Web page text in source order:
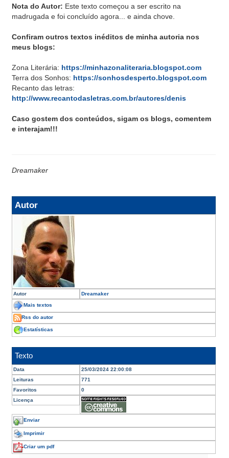
Nota do Autor: Este texto começou a ser escrito na
madrugada e foi concluído agora... e ainda chove.
Confiram outros textos inéditos de minha autoria nos
meus blogs:
Zona Literária: https://minhazonaliteraria.blogspot.com
Terra dos Sonhos: https://sonhosdesperto.blogspot.com
Recanto das letras:
http://www.recantodasletras.com.br/autores/denis
Caso gostem dos conteúdos, sigam os blogs, comentem
e interajam!!!
Dreamaker
Autor
Autor Dreamaker
Mais textos
Rss do autor
Estatísticas
Texto
Data
25/03/2024 22:00:08
Leituras
771
Favoritos
0
Licença
Enviar
Imprimir
Criar um pdf